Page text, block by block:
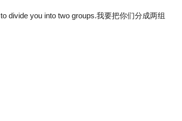
you into two groups.我要把你们分成两组